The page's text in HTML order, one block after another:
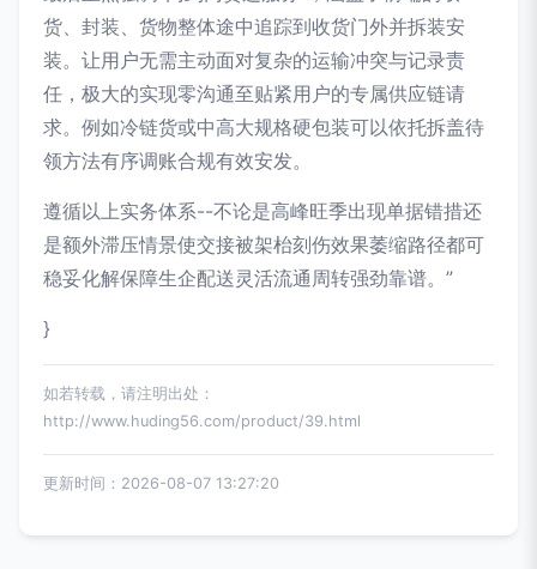
货、封装、货物整体途中追踪到收货门外并拆装安
装。让用户无需主动面对复杂的运输冲突与记录责
任，极大的实现零沟通至贴紧用户的专属供应链请
求。例如冷链货或中高大规格硬包装可以依托拆盖待
领方法有序调账合规有效安发。
遵循以上实务体系--不论是高峰旺季出现单据错措还
是额外滞压情景使交接被架枱刻伤效果萎缩路径都可
稳妥化解保障生企配送灵活流通周转强劲靠谱。”
}
如若转载，请注明出处：
http://www.huding56.com/product/39.html
更新时间：2026-08-07 13:27:20